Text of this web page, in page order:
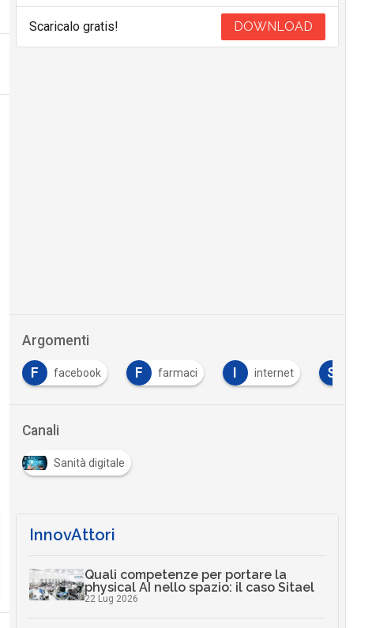
Scaricalo gratis! DOWNLOAD
Argomenti
F facebook F farmaci internet S
Canali
Sanità digitale
InnovAttori
Quali competenze per portare la
physical AI nello spazio: il caso Sitael
22 Lug 2026